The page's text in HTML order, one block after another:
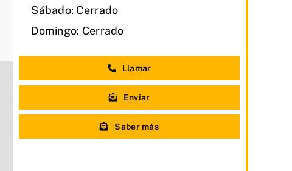
Sábado: Cerrado
Domingo: Cerrado
Llamar
Enviar
Saber más